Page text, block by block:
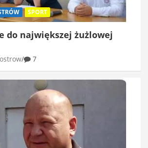
SPORT
do największej żużlowej
ostrow 7